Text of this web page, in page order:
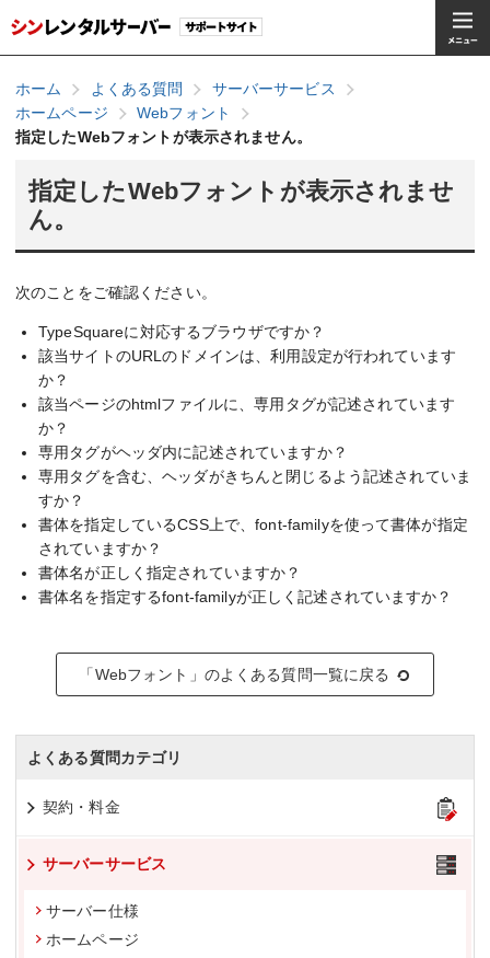
ホーム よくある質問
サーバーサービス
ホームページ
Webフォント
指定したWebフォントが表示されません。
指定したWebフォントが表示されませ
ん。
次のことをご確認ください。
TypeSquareに対応するブラウザですか？
該当サイトのURLのドメインは、利用設定が行われています
か？
該当ページのhtmlファイルに、専用タグが記述されています
か？
専用タグがヘッダ内に記述されていますか？
専用タグを含む、ヘッダがきちんと閉じるよう記述されていま
すか？
書体を指定しているCSS上で、font-familyを使って書体が指定
されていますか？
書体名が正しく指定されていますか？
書体名を指定するfont-familyが正しく記述されていますか？
「Webフォント」のよくある質問一覧に戻る
よくある質問カテゴリ
契約・料金
サーバーサービス
サーバー仕様
ホームページ